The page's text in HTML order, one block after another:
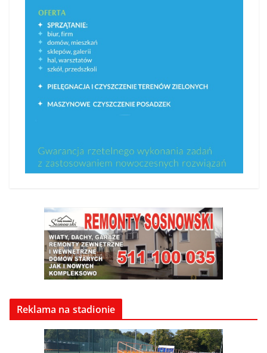
Reklama na stadionie